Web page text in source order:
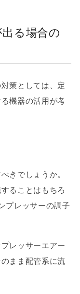
る場合の
策としては、定
機器の活用が考
きでしょうか。
ることはもちろ
プレッサーの調子
レッサーエアー
まま配管系に流